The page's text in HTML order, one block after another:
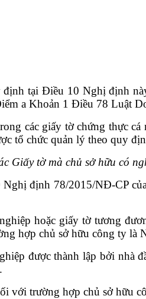
định tại Điều 10 Nghị định
a Khoản 1 Điều 78 Luật
các giấy tờ chứng thực
tổ chức quản lý theo quy
Giấy tờ mà chủ sở hữu có
định 78/2015/NĐ-CP
hoặc giấy tờ tương
hợp chủ sở hữu công ty là
được thành lập bởi nhà
với trường hợp chủ sở hữu